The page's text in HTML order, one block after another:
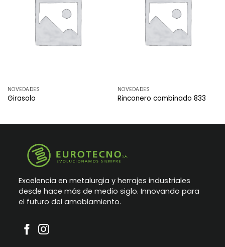
NOVEDADES
Girasolo
NOVEDADES
Rinconero combinado 833
Excelencia en metalurgia y herrajes industriales
desde hace más de medio siglo. Innovando para
el futuro del amoblamiento.